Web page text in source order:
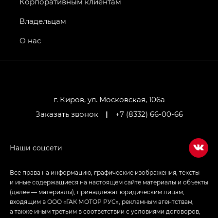
GT, Джи Эль — GL
GS4 — Джи Эс 4 (GS4) в комплектациях Джи Би
привод — GB AWD, Джи Эль Полный привод —
Джи Ти — GT, Джи Икс — GX,
LOUNGE
Джи Эс — GS, Джи Эль с элементы экстерьера
г. Киров, ул. Московская, 106а
Заказать звонок
| +7 (8332) 66-00-66
Владельцам
О нас
Все права на информацию, графические изображения, тексты
и иные содержащиеся на настоящем сайте материалы и объекты
(далее — материалы), принадлежат юридическим лицам,
входящим в ООО «ГАК МОТОР РУС», рекламным агентствам,
а также иным третьим в соответствии с условиями договоров,